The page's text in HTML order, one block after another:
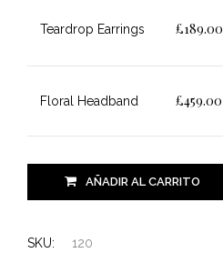
Teardrop Earrings £189.00
Floral Headband £459.00
AÑADIR AL CARRITO
SKU:
120